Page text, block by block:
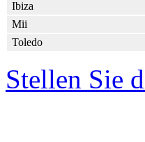
Ibiza
Mii
Toledo
Stellen Sie